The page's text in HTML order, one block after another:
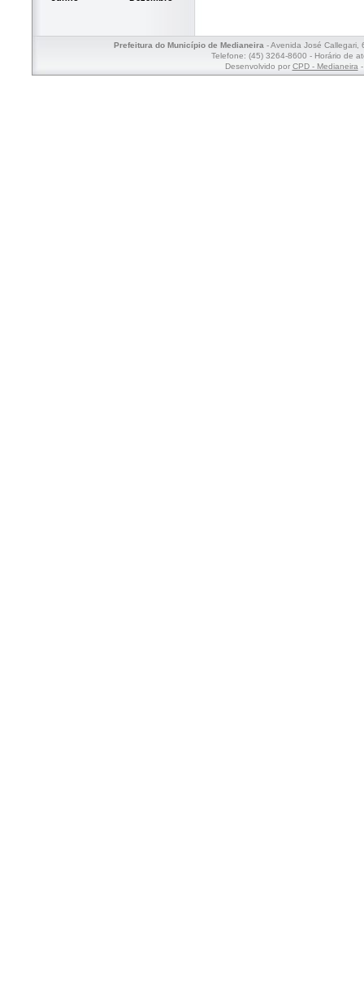
Prefeitura do Município de Medianeira- Avenida José Callegari,
Telefone: (45) 3264-8600 - Horário de
Desenvolvido por CPD - Medianeira-